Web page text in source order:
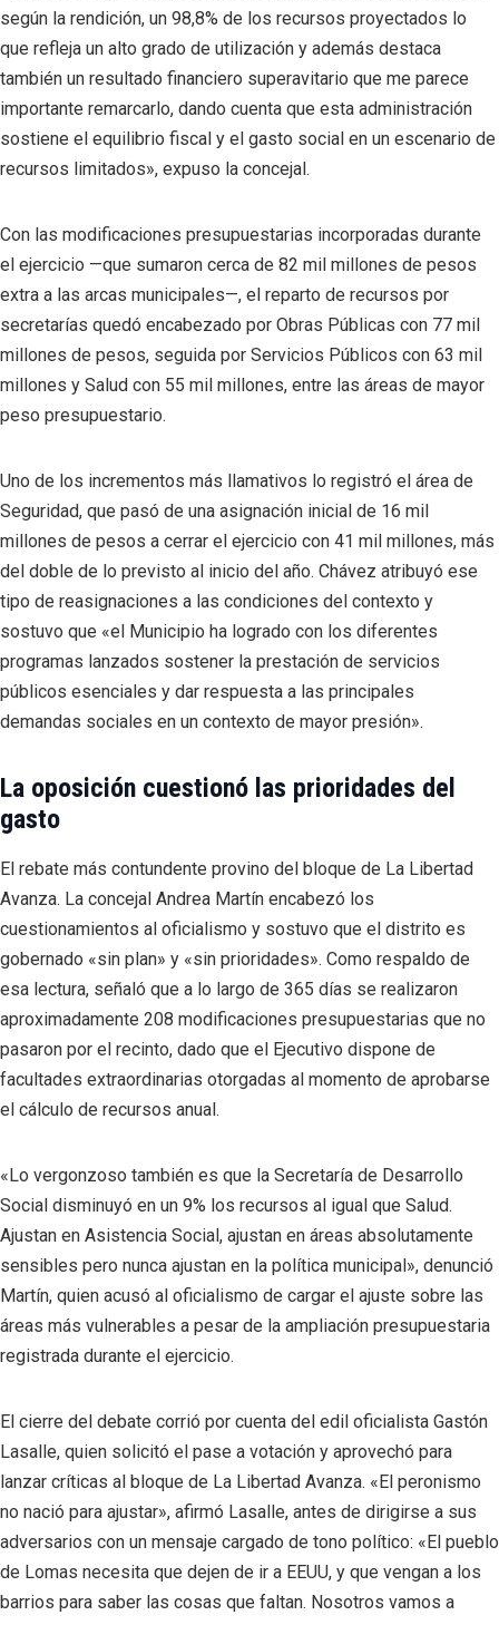
según la rendición, un 98,8% de los recursos proyectados lo
que refleja un alto grado de utilización y además destaca
también un resultado financiero superavitario que me parece
importante remarcarlo, dando cuenta que esta administración
sostiene el equilibrio fiscal y el gasto social en un escenario de
recursos limitados», expuso la concejal.
Con las modificaciones presupuestarias incorporadas durante
el ejercicio —que sumaron cerca de 82 mil millones de pesos
extra a las arcas municipales—, el reparto de recursos por
secretarías quedó encabezado por Obras Públicas con 77 mil
millones de pesos, seguida por Servicios Públicos con 63 mil
millones y Salud con 55 mil millones, entre las áreas de mayor
peso presupuestario.
Uno de los incrementos más llamativos lo registró el área de
Seguridad, que pasó de una asignación inicial de 16 mil
millones de pesos a cerrar el ejercicio con 41 mil millones, más
del doble de lo previsto al inicio del año. Chávez atribuyó ese
tipo de reasignaciones a las condiciones del contexto y
sostuvo que «el Municipio ha logrado con los diferentes
programas lanzados sostener la prestación de servicios
públicos esenciales y dar respuesta a las principales
demandas sociales en un contexto de mayor presión».
La oposición cuestionó las prioridades del
gasto
El rebate más contundente provino del bloque de La Libertad
Avanza. La concejal Andrea Martín encabezó los
cuestionamientos al oficialismo y sostuvo que el distrito es
gobernado «sin plan» y «sin prioridades». Como respaldo de
esa lectura, señaló que a lo largo de 365 días se realizaron
aproximadamente 208 modificaciones presupuestarias que no
pasaron por el recinto, dado que el Ejecutivo dispone de
facultades extraordinarias otorgadas al momento de aprobarse
el cálculo de recursos anual.
«Lo vergonzoso también es que la Secretaría de Desarrollo
Social disminuyó en un 9% los recursos al igual que Salud.
Ajustan en Asistencia Social, ajustan en áreas absolutamente
sensibles pero nunca ajustan en la política municipal», denunció
Martín, quien acusó al oficialismo de cargar el ajuste sobre las
áreas más vulnerables a pesar de la ampliación presupuestaria
registrada durante el ejercicio.
El cierre del debate corrió por cuenta del edil oficialista Gastón
Lasalle, quien solicitó el pase a votación y aprovechó para
lanzar críticas al bloque de La Libertad Avanza. «El peronismo
no nació para ajustar», afirmó Lasalle, antes de dirigirse a sus
adversarios con un mensaje cargado de tono político: «El pueblo
de Lomas necesita que dejen de ir a EEUU, y que vengan a los
barrios para saber las cosas que faltan. Nosotros vamos a